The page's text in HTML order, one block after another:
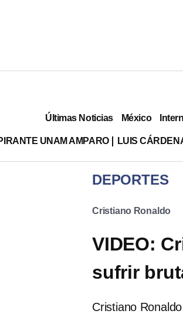
Últimas Noticias México
UNAM AMPARO LUIS
DEPORTES
Cristiano Ronaldo
VIDEO:
sufrir
Cristiano